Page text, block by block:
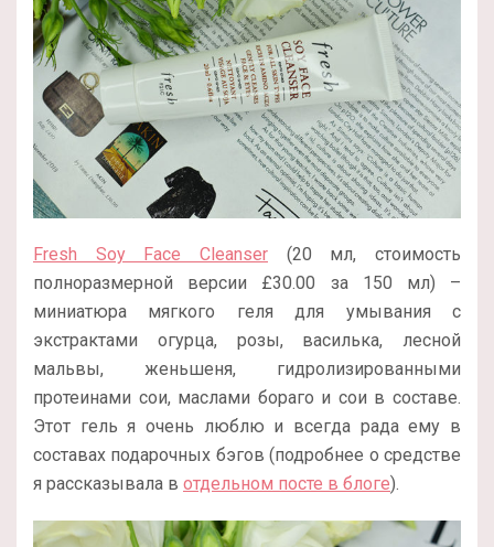
Fresh Soy Face Cleanser (20 мл, стоимость
полноразмерной версии £30.00 за 150 мл) –
миниатюра мягкого геля для умывания с
экстрактами огурца, розы, василька, лесной
мальвы, женьшеня, гидролизированными
протеинами сои, маслами бораго и сои в составе.
Этот гель я очень люблю и всегда рада ему в
составах подарочных бэгов (подробнее о средстве
я рассказывала в отдельном посте в блоге).